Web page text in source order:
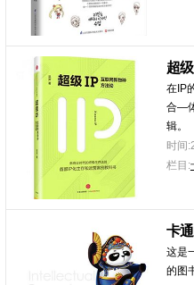
超
在IP
合—
辑。
时间
栏目:
卡
这是
的图